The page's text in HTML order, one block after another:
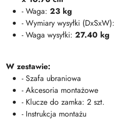
- Waga: 23 kg
- Wymiary wysyłki (DxSxW):
- Waga wysyłki: 27.40 kg
W zestawie:
- Szafa ubraniowa
- Akcesoria montażowe
- Klucze do zamka: 2 szt.
- Instrukcja montażu